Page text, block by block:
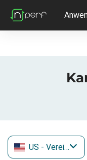
US - Vereinigte Staaten